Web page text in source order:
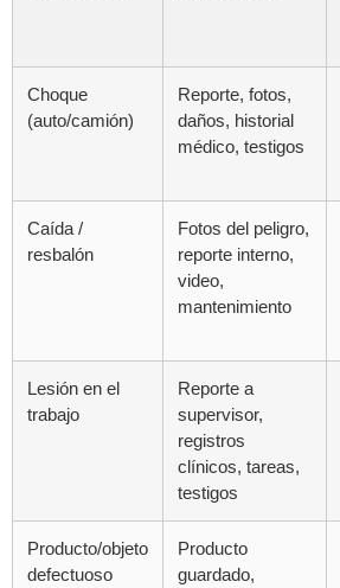
Choque
(auto/camión)
Reporte, fotos,
daños, historial
médico, testigos
Caída /
resbalón
Fotos del peligro,
reporte interno,
video,
mantenimiento
Lesión en el
trabajo
Reporte a
supervisor,
registros
clínicos, tareas,
testigos
Producto/objeto
defectuoso
Producto
guardado,